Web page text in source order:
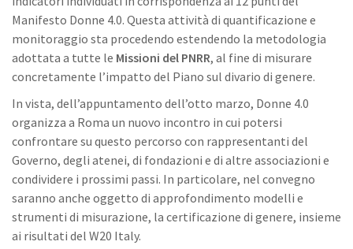
Manifesto Donne 4.0. Questa attività di quantificazione e
monitoraggio sta procedendo estendendo la metodologia
adottata a tutte le Missioni del PNRR, al fine di misurare
concretamente l’impatto del Piano sul divario di genere.
In vista, dell’appuntamento dell’otto marzo, Donne 4.0
organizza a Roma un nuovo incontro in cui potersi
confrontare su questo percorso con rappresentanti del
Governo, degli atenei, di fondazioni e di altre associazioni e
condividere i prossimi passi. In particolare, nel convegno
saranno anche oggetto di approfondimento modelli e
strumenti di misurazione, la certificazione di genere, insieme
ai risultati del W20 Italy.